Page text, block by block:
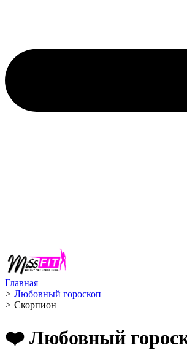
Главная
> Любовный гороскоп ️
> Скорпион ️
❤️ Любовный